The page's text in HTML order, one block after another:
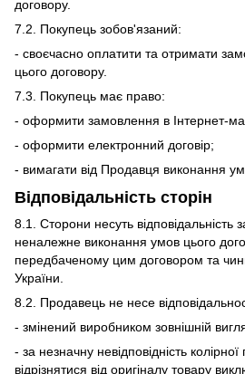
договору.
7.2. Покупець зобов'язаний:
- своєчасно оплатити та отримати
цього договору.
7.3. Покупець має право:
- оформити замовлення в Інтернет-
- оформити електронний договір;
- вимагати від Продавця виконання
Відповідальність сторін
8.1. Сторони несуть відповідальність
неналежне виконання умов цього
передбаченому цим договором та
України.
8.2. Продавець не несе
- змінений виробником зовнішній
- за незначну невідповідність
відрізнятися від оригіналу товару